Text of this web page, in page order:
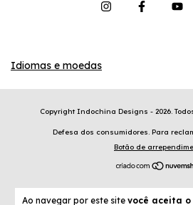
Ao navegar por este site você aceita o
Idiomas e moedas
Copyright Indochina Designs - 2026.
Defesa dos consumidores. Para
Botão de